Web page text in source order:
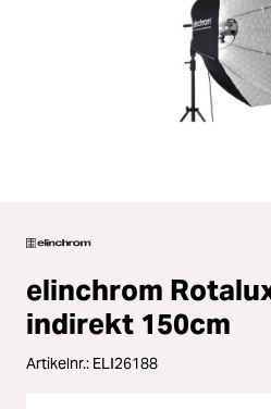
Objektive
Video &
Loading...
Loading...Licht & Studio
elinchrom
indirekt 150cm
Artikelnr.: ELI26188